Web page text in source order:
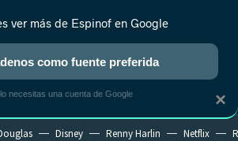
REALITY ANIME RANKINGS CINE
Disney Renny Harlin Netflix
×
ver más de Espinof en Google
como fuente preferida
necesitas una cuenta de Google